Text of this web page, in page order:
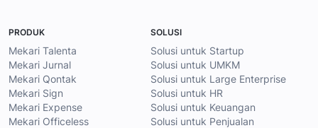
PRODUK
Mekari Talenta
Mekari Jurnal
Mekari Qontak
Mekari Sign
Mekari Expense
Mekari Officeless
SOLUSI
Solusi untuk Startup
Solusi untuk UMKM
Solusi untuk Large Enterprise
Solusi untuk HR
Solusi untuk Keuangan
Solusi untuk Penjualan